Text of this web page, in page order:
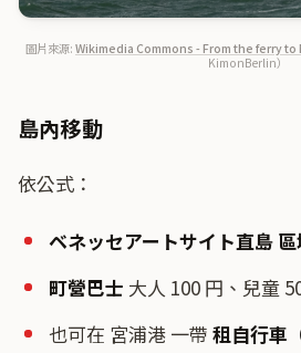
圖片來源: Wikimedia Commons - From the ferry to
KimonBerlin）
島內移動
依公式：
ベネッセアートサイト直島
町營巴士 大人 100 円、兒童
也可在 宮浦港 一帶 租自行車